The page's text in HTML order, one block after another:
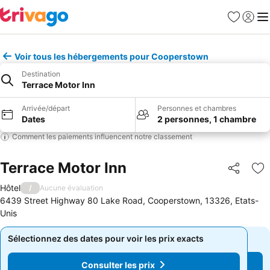
Favoris
Se
Voir tous les hébergements pour Cooperstown
Destination
Terrace Motor Inn
Arrivée/départ
Dates
Personnes et chambres
2 personnes, 1 chambre
Comment les paiements influencent notre classement
Terrace Motor Inn Partager
Hôtel / Aucune évaluation
6439 Street Highway 80 Lake Road, Cooperstown, 13326, Etats-
Unis
Sélectionnez des dates pour voir les prix exacts
Consulter les prix
Sélectionnez des dates pour voir les prix exacts
Consulter les prix